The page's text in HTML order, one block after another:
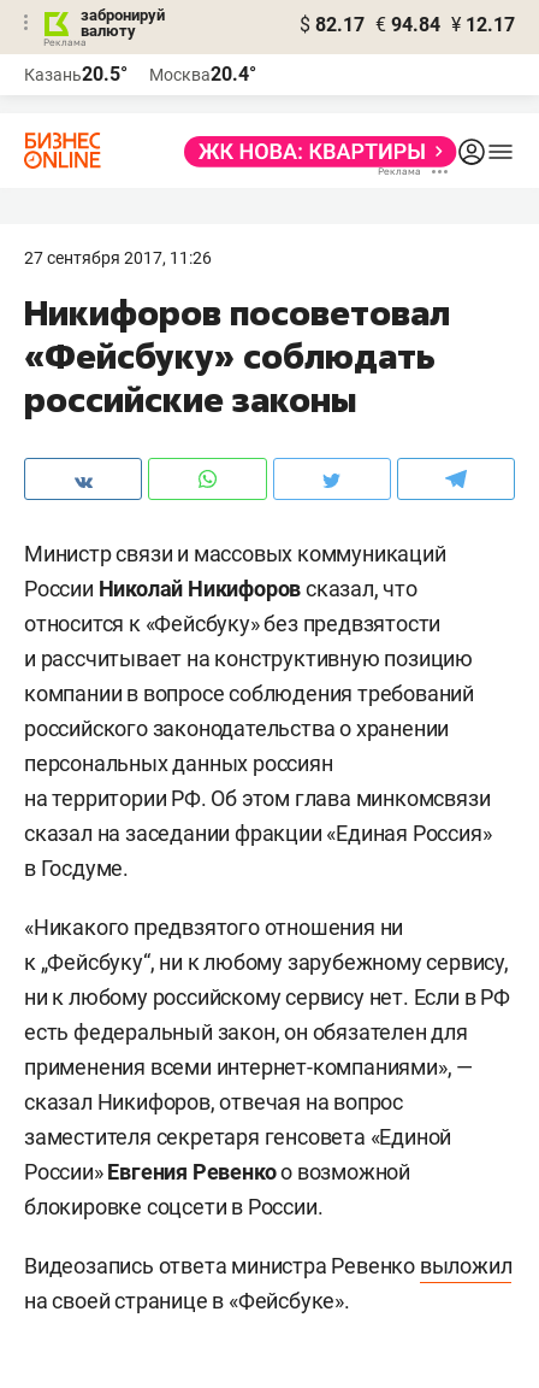
забронируй
валюту
$ 82.17 € 94.84 ¥ 12.17
Казань20.5° Москва20.4°
27 сентября 2017, 11:26
Никифоров посоветовал
«Фейсбуку» соблюдать
российские законы
Министр связи и массовых коммуникаций
России Николай Никифоровсказал, что
относится к «Фейсбуку» без предвзятости
и рассчитывает на конструктивную позицию
компании в вопросе соблюдения требований
российского законодательства о хранении
персональных данных россиян
на территории РФ. Об этом глава минкомсвязи
сказал на заседании фракции «Единая Россия»
в Госдуме.
«Никакого предвзятого отношения ни
к „Фейсбуку“, ни к любому зарубежному сервису,
ни к любому российскому сервису нет. Если в РФ
есть федеральный закон, он обязателен для
применения всеми интернет-компаниями», —
сказал Никифоров, отвечая на вопрос
заместителя секретаря генсовета «Единой
России»Евгения Ревенкоо возможной
блокировке соцсети в России.
Видеозапись ответа министра Ревенко выложил
на своей странице в «Фейсбуке».